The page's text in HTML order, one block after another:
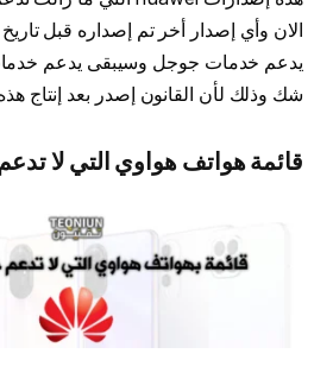
الان وأي إصدار أخر تم إصداره قبل
يدعم خدمات جوجل وسيبقى يدعم
شك وذلك لأن القانون إصدر بعد إنتاج
قائمة هواتف هواوي التي لا